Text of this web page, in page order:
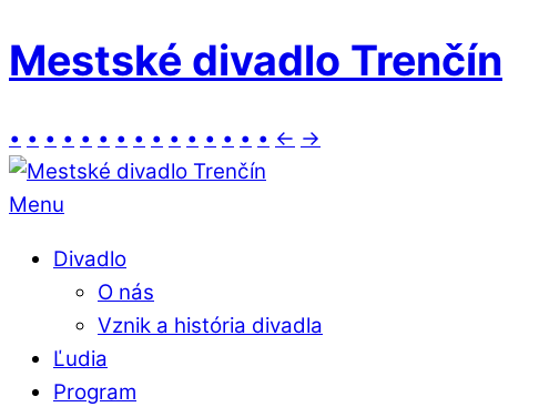
Mestské divadlo Trenčín
• • • • • • • • • • • • • • • ← →
Menu
Divadlo
O nás
Vznik a história divadla
Ľudia
Program